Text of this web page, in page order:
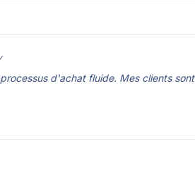
d'achat fluide. Mes clients sont